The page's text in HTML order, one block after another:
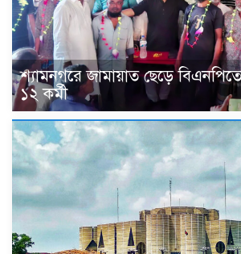
শ্যামনগরে জামায়াত ছেড়ে
১২ কর্মী